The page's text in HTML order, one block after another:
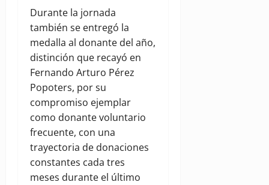
Durante la jornada
también se entregó la
medalla al donante del año,
distinción que recayó en
Fernando Arturo Pérez
Popoters, por su
compromiso ejemplar
como donante voluntario
frecuente, con una
trayectoria de donaciones
constantes cada tres
meses durante el último